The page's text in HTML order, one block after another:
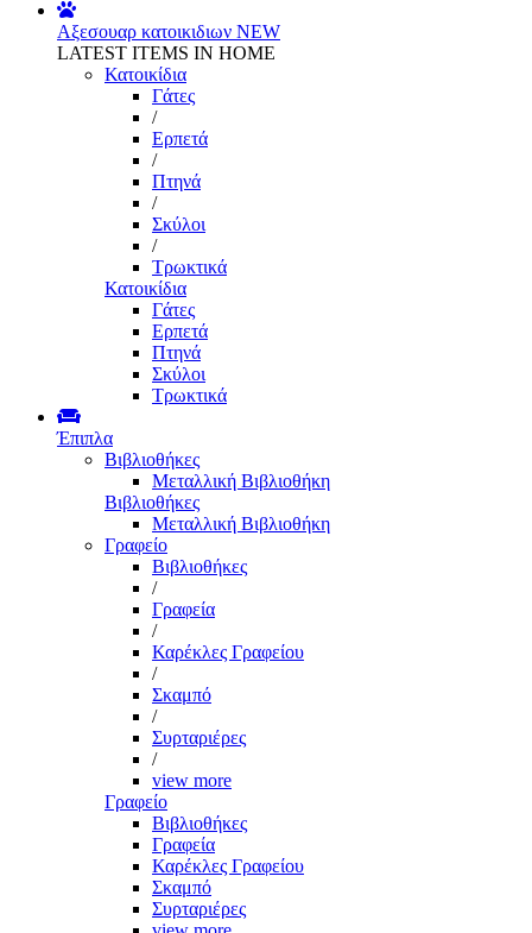
Αξεσουαρ κατοικιδιων NEW
LATEST ITEMS IN HOME
Κατοικίδια
Γάτες
/
Ερπετά
/
Πτηνά
/
Σκύλοι
/
Τρωκτικά
Κατοικίδια
Γάτες
Ερπετά
Πτηνά
Σκύλοι
Τρωκτικά
Έπιπλα
Βιβλιοθήκες
Μεταλλική Βιβλιοθήκη
Βιβλιοθήκες
Μεταλλική Βιβλιοθήκη
Γραφείο
Βιβλιοθήκες
/
Γραφεία
/
Καρέκλες Γραφείου
/
Σκαμπό
/
Συρταριέρες
/
view more
Γραφείο
Βιβλιοθήκες
Γραφεία
Καρέκλες Γραφείου
Σκαμπό
Συρταριέρες